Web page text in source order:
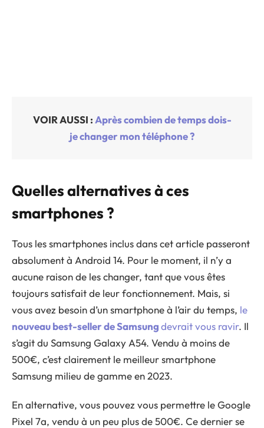
VOIR AUSSI : Après combien de temps dois-
je changer mon téléphone ?
Quelles alternatives à ces
smartphones ?
Tous les smartphones inclus dans cet article passeront
absolument à Android 14. Pour le moment, il n’y a
aucune raison de les changer, tant que vous êtes
toujours satisfait de leur fonctionnement. Mais, si
vous avez besoin d’un smartphone à l’air du temps, le
nouveau best-seller de Samsungdevrait vous ravir. Il
s’agit du Samsung Galaxy A54. Vendu à moins de
500€, c’est clairement le meilleur smartphone
Samsung milieu de gamme en 2023.
En alternative, vous pouvez vous permettre le Google
Pixel 7a, vendu à un peu plus de 500€. Ce dernier se